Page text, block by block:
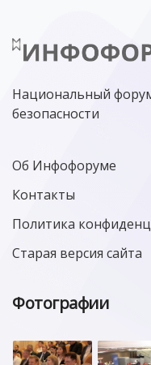
МИНЦИФРЫ РОССИИ
Национальный
безопасности
Об Инфофоруме
Контакты
Политика
Старая версия сайта
Фотографии